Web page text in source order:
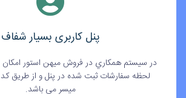
پنل کاربری بسیار شفاف
در سيستم همکاري در فروش میهن استور
لحظه سفارشات ثبت شده در پنل و از طریق
میسر می باشد.